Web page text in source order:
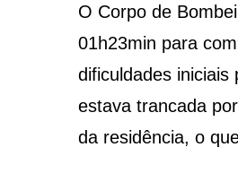
O Corpo de
01h23min para
dificuldades
estava trancada
da residência, o